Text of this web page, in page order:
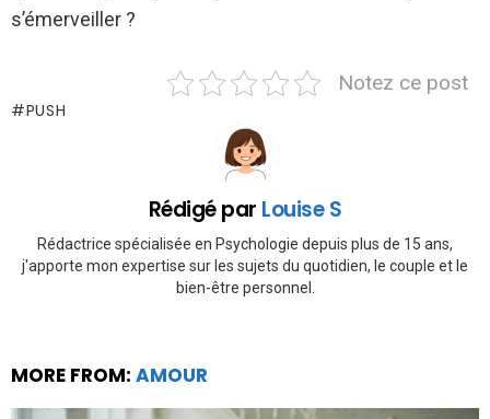
s’émerveiller ?
Notez ce post
PUSH
Rédigé par Louise S
Rédactrice spécialisée en Psychologie depuis plus de 15 ans,
j'apporte mon expertise sur les sujets du quotidien, le couple et le
bien-être personnel.
MORE FROM: AMOUR